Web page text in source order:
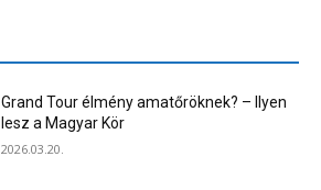
Grand Tour élmény amatőröknek? – Ilyen
lesz a Magyar Kör
2026.03.20.